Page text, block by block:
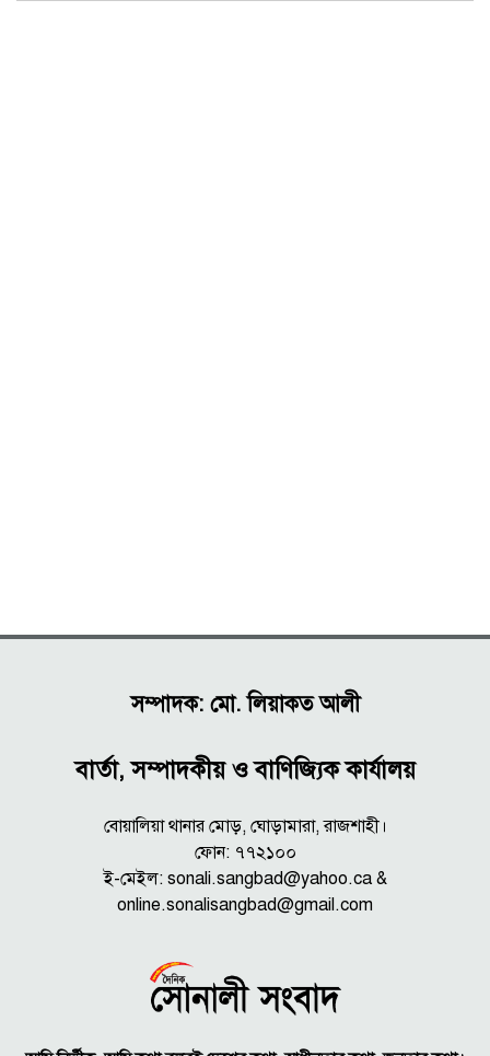
সম্পাদক: মো. লিয়াকত আলী
বার্তা, সম্পাদকীয় ও বাণিজ্যিক কার্যালয়
বোয়ালিয়া থানার মোড়, ঘোড়ামারা, রাজশাহী।
ফোন: ৭৭২১০০
ই-মেইল: sonali.sangbad@yahoo.ca &
online.sonalisangbad@gmail.com